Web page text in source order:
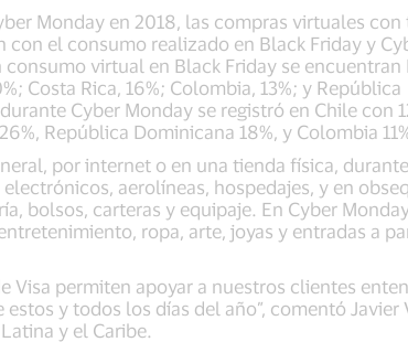
Monday en 2018, las compras virtuales con
el consumo realizado en Black Friday y
virtual en Black Friday se encuentran
Costa Rica, 16%; Colombia, 13%; y República
Cyber Monday se registró en Chile con
República Dominicana 18%, y Colombia
por internet o en una tienda física,
aerolíneas, hospedajes, y en
bolsos, carteras y equipaje. En Cyber
ropa, arte, joyas y entradas a
Visa permiten apoyar a nuestros clientes
y todos los días del año”, comentó Javier
y el Caribe.